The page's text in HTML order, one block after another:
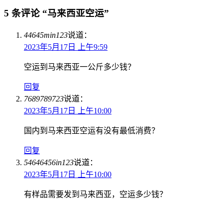
5 条评论 “马来西亚空运”
44645min123说道：
2023年5月17日 上午9:59
空运到马来西亚一公斤多少钱？
回复
7689789723说道：
2023年5月17日 上午10:00
国内到马来西亚空运有没有最低消费？
回复
54646456in123说道：
2023年5月17日 上午10:00
有样品需要发到马来西亚，空运多少钱？